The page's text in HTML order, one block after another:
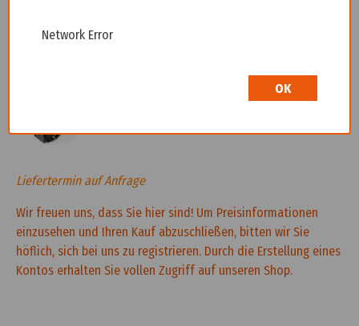
Liefertermin auf Anfrage
Wir freuen uns, dass Sie hier sind! Um Preisinformationen
einzusehen und Ihren Kauf abzuschließen, bitten wir Sie
höflich, sich bei uns zu registrieren. Durch die Erstellung eines
Kontos erhalten Sie vollen Zugriff auf unseren Shop.
Network Error
OK